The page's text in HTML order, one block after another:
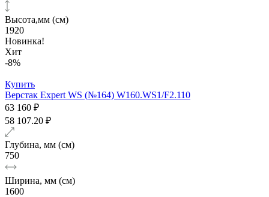
Высота,мм (см)
1920
Новинка!
Хит
-8%
Купить
Верстак Expert WS (№164) W160.WS1/F2.110
63 160 ₽
58 107.20 ₽
Глубина, мм (см)
750
Ширина, мм (см)
1600